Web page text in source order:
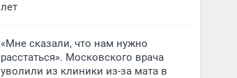
лет
«Мне сказали, что нам нужно
расстаться». Московского врача
уволили из клиники из-за мата в